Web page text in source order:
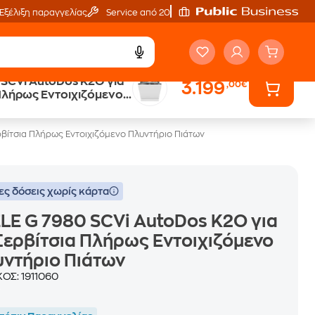
Εξέλιξη παραγγελίας Service από 20'
AutoDos K2O για
Εντοιχιζόμενο
3.199,00€
Public επιστροφή €
Πλήρως Εντοιχιζόμενο Πλυντήριο Πιάτων
δόσεις χωρίς κάρτα
G 7980 SCVi AutoDos K2O για
Πλήρως Εντοιχιζόμενο
Πιάτων
1911060